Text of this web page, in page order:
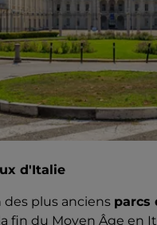
d'Italie
plus anciens parcs
fin du Moyen Âge en